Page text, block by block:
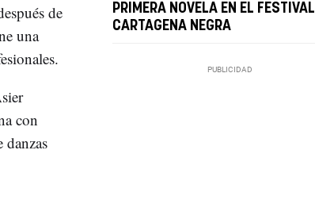
de
una
con
PRIMERA NOVELA EN EL FESTIVAL
CARTAGENA NEGRA